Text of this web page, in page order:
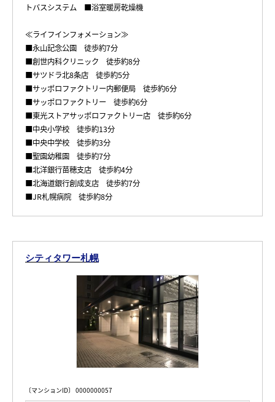
トバスシステム ■浴室暖房乾燥機
≪ライフインフォメーション≫
■永山記念公園 徒歩約7分
■創世内科クリニック 徒歩約8分
■サツドラ北8条店 徒歩約5分
■サッポロファクトリー内郵便局 徒歩約6分
■サッポロファクトリー 徒歩約6分
■東光ストアサッポロファクトリー店 徒歩約6分
■中央小学校 徒歩約13分
■中央中学校 徒歩約3分
■聖園幼稚園 徒歩約7分
■北洋銀行苗穂支店 徒歩約4分
■北海道銀行創成支店 徒歩約7分
■JR札幌病院 徒歩約8分
シティタワー札幌
〔マンションID〕 0000000057